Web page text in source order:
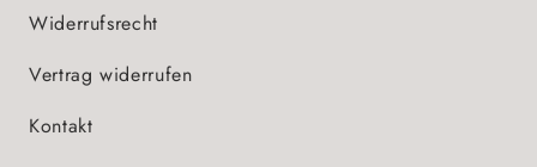
Widerrufsrecht
Vertrag widerrufen
Kontakt